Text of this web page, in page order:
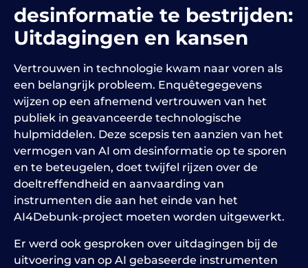
desinformatie te bestrijden:
Uitdagingen en kansen
Vertrouwen in technologie kwam naar voren als
een belangrijk probleem. Enquêtegegevens
wijzen op een afnemend vertrouwen van het
publiek in geavanceerde technologische
hulpmiddelen. Deze scepsis ten aanzien van het
vermogen van AI om desinformatie op te sporen
en te beteugelen, doet twijfel rijzen over de
doeltreffendheid en aanvaarding van
instrumenten die aan het einde van het
AI4Debunk-project moeten worden uitgewerkt.
Er werd ook gesproken over uitdagingen bij de
uitvoering van op AI gebaseerde instrumenten